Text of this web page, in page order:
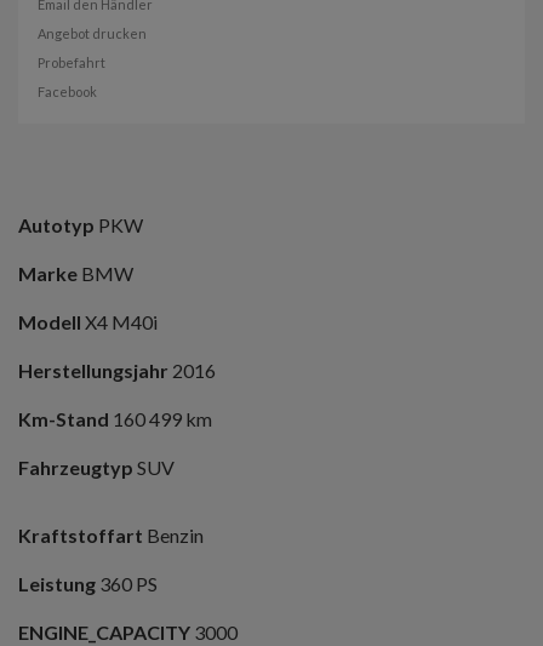
Email den Händler
Angebot drucken
Probefahrt
Facebook
Autotyp PKW
Marke BMW
Modell X4 M40i
Herstellungsjahr 2016
Km-Stand 160 499 km
Fahrzeugtyp SUV
Kraftstoffart Benzin
Leistung 360 PS
ENGINE_CAPACITY 3000